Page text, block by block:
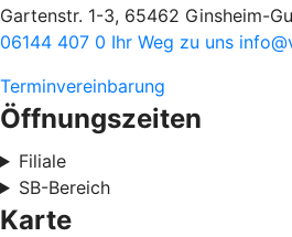
Gartenstr. 1-3, 65462 Ginsheim-
06144 407 0 Ihr Weg zu uns
Terminvereinbarung
Öffnungszeiten
Filiale
SB-Bereich
Karte